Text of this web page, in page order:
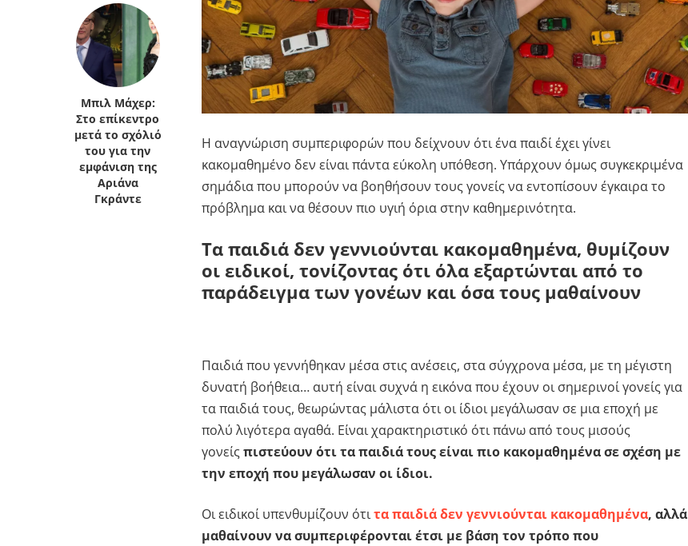
Μπιλ Μάχερ:
Στο επίκεντρο
μετά το σχόλιό
του για την
εμφάνιση της
Αριάνα
Γκράντε
Η αναγνώριση συμπεριφορών που δείχνουν ότι ένα παιδί έχει γίνει
κακομαθημένο δεν είναι πάντα εύκολη υπόθεση. Υπάρχουν όμως συγκεκριμένα
σημάδια που μπορούν να βοηθήσουν τους γονείς να εντοπίσουν έγκαιρα το
πρόβλημα και να θέσουν πιο υγιή όρια στην καθημερινότητα.
Τα παιδιά δεν γεννιούνται κακομαθημένα, θυμίζουν
οι ειδικοί, τονίζοντας ότι όλα εξαρτώνται από το
παράδειγμα των γονέων και όσα τους μαθαίνουν
Παιδιά που γεννήθηκαν μέσα στις ανέσεις, στα σύγχρονα μέσα, με τη μέγιστη
δυνατή βοήθεια… αυτή είναι συχνά η εικόνα που έχουν οι σημερινοί γονείς για
τα παιδιά τους, θεωρώντας μάλιστα ότι οι ίδιοι μεγάλωσαν σε μια εποχή με
πολύ λιγότερα αγαθά. Είναι χαρακτηριστικό ότι πάνω από τους μισούς
γονείς πιστεύουν ότι τα παιδιά τους είναι πιο κακομαθημένα σε σχέση με
την εποχή που μεγάλωσαν οι ίδιοι.
Οι ειδικοί υπενθυμίζουν ότιτα παιδιά δεν γεννιούνται κακομαθημένα, αλλά
μαθαίνουν να συμπεριφέρονται έτσι με βάση τον τρόπο που